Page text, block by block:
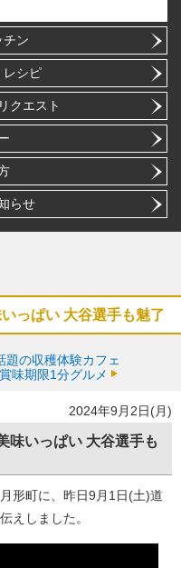
ン
レシピ
クエスト
らせ
っぱい 大谷選手も魅了
題の収穫体験カフェ
味期限1分グルメ
2024年9月2日(月)
味いっぱい 大谷選手も
形町に、昨日9月1日(土)道
えしました。